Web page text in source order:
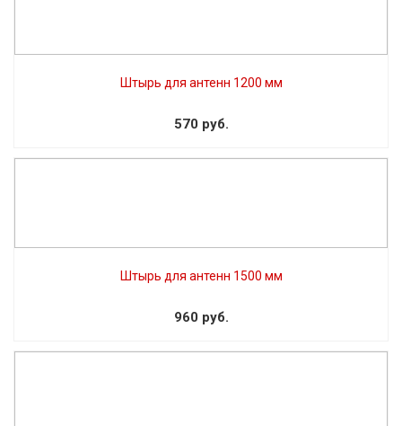
Штырь для антенн 1200 мм
570 руб.
Штырь для антенн 1500 мм
960 руб.